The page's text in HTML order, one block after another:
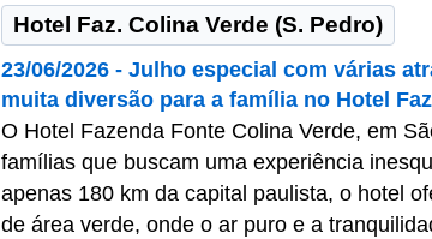
Hotel Faz. Colina Verde (S. Pedro)
23/06/2026 - Julho especial com várias
muita diversão para a família no Hotel
O Hotel Fazenda Fonte Colina Verde, em
famílias que buscam uma experiência
apenas 180 km da capital paulista, o hotel
de área verde, onde o ar puro e a